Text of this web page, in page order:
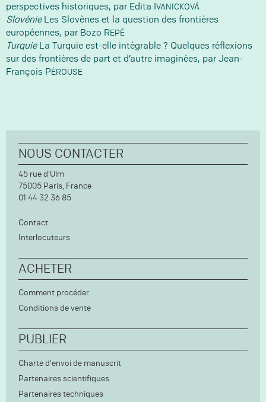
perspectives historiques, par Edita IVANICKOVÁ
SlovénieLes Slovènes et la question des frontières
européennes, par Bozo REPÉ
TurquieLa Turquie est-elle intégrable ? Quelques réflexions
sur des frontières de part et d’autre imaginées, par Jean-
François PÉROUSE
NOUS CONTACTER
45 rue d'Ulm
75005 Paris, France
01 44 32 36 85
Contact
Interlocuteurs
ACHETER
Comment procéder
Conditions de vente
PUBLIER
Charte d'envoi de manuscrit
Partenaires scientifiques
Partenaires techniques